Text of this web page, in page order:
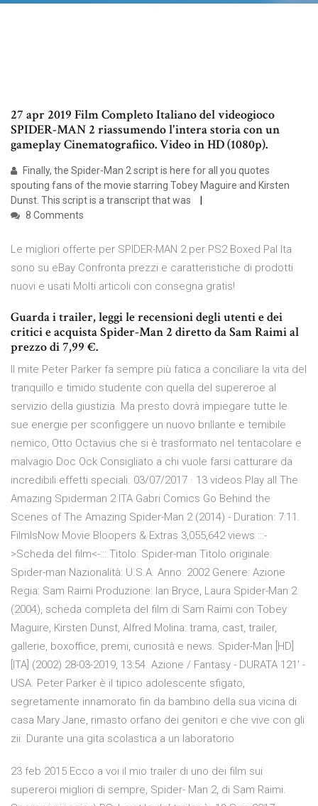
27 apr 2019 Film Completo Italiano del videogioco
SPIDER-MAN 2 riassumendo l'intera storia con un
gameplay Cinematografiico. Video in HD (1080p).
Finally, the Spider-Man 2 script is here for all you quotes
spouting fans of the movie starring Tobey Maguire and Kirsten
Dunst. This script is a transcript that was
8 Comments
Le migliori offerte per SPIDER-MAN 2 per PS2 Boxed Pal Ita
sono su eBay Confronta prezzi e caratteristiche di prodotti
nuovi e usati Molti articoli con consegna gratis!
‎Guarda i trailer, leggi le recensioni degli utenti e dei
critici e acquista Spider-Man 2 diretto da Sam Raimi al
prezzo di 7,99 €.
Il mite Peter Parker fa sempre più fatica a conciliare la vita del
tranquillo e timido studente con quella del supereroe al
servizio della giustizia. Ma presto dovrà impiegare tutte le
sue energie per sconfiggere un nuovo brillante e temibile
nemico, Otto Octavius che si è trasformato nel tentacolare e
malvagio Doc Ock Consigliato a chi vuole farsi catturare da
incredibili effetti speciali. 03/07/2017 · 13 videos Play all The
Amazing Spiderman 2 ITA Gabri Comics Go Behind the
Scenes of The Amazing Spider-Man 2 (2014) - Duration: 7:11.
FilmIsNow Movie Bloopers & Extras 3,055,642 views :::-
>Scheda del film<-::: Titolo: Spider-man Titolo originale:
Spider-man Nazionalità: U.S.A. Anno: 2002 Genere: Azione
Regia: Sam Raimi Produzione: Ian Bryce, Laura Spider-Man 2
(2004), scheda completa del film di Sam Raimi con Tobey
Maguire, Kirsten Dunst, Alfred Molina: trama, cast, trailer,
gallerie, boxoffice, premi, curiosità e news. Spider-Man [HD]
[ITA] (2002) 28-03-2019, 13:54. Azione / Fantasy - DURATA 121′ -
USA. Peter Parker è il tipico adolescente sfigato,
segretamente innamorato fin da bambino della sua vicina di
casa Mary Jane, rimasto orfano dei genitori e che vive con gli
zii. Durante una gita scolastica a un laboratorio
23 feb 2015 Ecco a voi il mio trailer di uno dei film sui
supereroi migliori di sempre, Spider- Man 2, di Sam Raimi.